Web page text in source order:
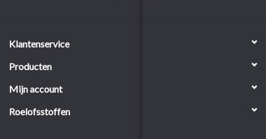
Klantenservice
Producten
Mijn account
Roelofsstoffen